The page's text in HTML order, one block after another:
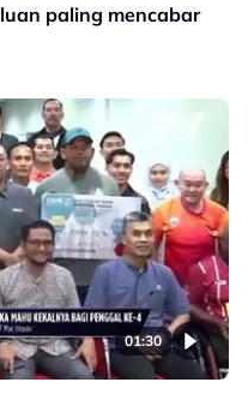
paling mencabar
01:30